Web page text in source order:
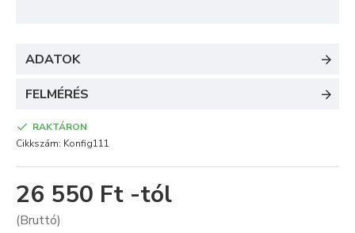
ADATOK
FELMÉRÉS
26 550 Ft -tól
(Bruttó)
RAKTÁRON
Cikkszám: Konfig111